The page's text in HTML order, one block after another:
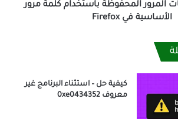
المرور المحفوظة باستخدام كلمة مرور
الأساسية في Firefox
كيفية حل – استثناء البرنامج غير
معروف 0xe0434352